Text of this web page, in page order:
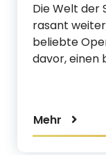
Die Welt der
rasant
beliebte
davor, einen
Mehr